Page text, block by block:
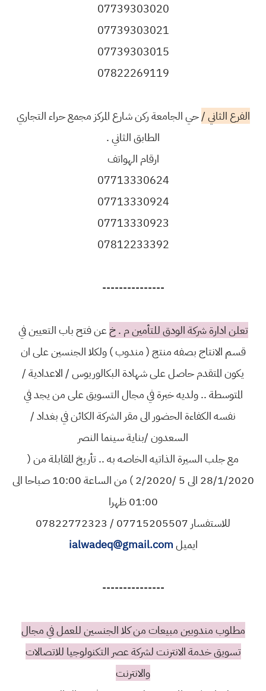
07739303020
07739303021
07739303015
07822269119
الفرع الثاني /حي الجامعة ركن شارع المركز مجمع حراء التجاري
الطابق الثاني .
ارقام الهواتف
07713330624
07713330924
07713330923
07812233392
---------------
تعلن ادارة شركة الودق للتأمين م . خعن فتح باب التعيين في
قسم الانتاج بصفه منتج ( مندوب ) ولكلا الجنسين على ان
يكون المتقدم حاصل على شهادة البكالوريوس / الاعدادية /
المتوسطة .. ولديه خبرة في مجال التسويق على من يجد في
نفسه الكفاءة الحضور الى مقر الشركة الكائن في بغداد /
السعدون /بناية سينما النصر
مع جلب السيرة الذاتيه الخاصه به .. تأريخ المقابلة من (
28/1/2020 الى 5 /2/2020 ) من الساعة 10:00 صباحا الى
01:00 ظهرا
للاستفسار 07715205507 / 07822772323
ايميل
---------------
مطلوب مندوبين مبيعات من كلا الجنسين للعمل في مجال
تسويق خدمة الانترنت لشركة عصر التكنولوجيا للاتصالات
والانترنت